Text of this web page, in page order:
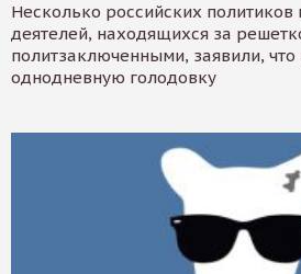
Несколько российских
деятелей, находящихся за
политзаключенными, заявили, что
однодневную голодовку